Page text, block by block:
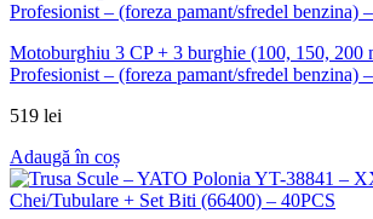
Motoburghiu 3 CP + 3 burghie (100, 150, 200
Profesionist – (foreza pamant/sfredel benzina)
519 lei
Adaugă în coș